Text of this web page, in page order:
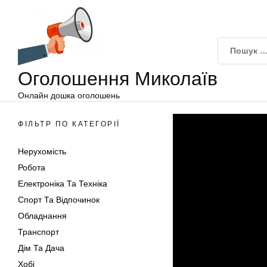
Оголошення Миколаїв
Онлайн дошка оголошень
ФІЛЬТР ПО КАТЕГОРІЇ
Нерухомість
Робота
Електроніка Та Техніка
Спорт Та Відпочинок
Обладнання
Транспорт
Дім Та Дача
Хобі